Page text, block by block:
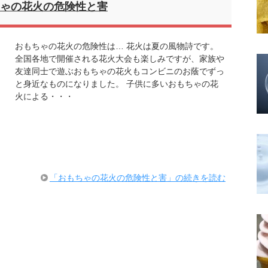
の花火の危険性と害
おもちゃの花火の危険性は… 花火は夏の風物詩です。
全国各地で開催される花火大会も楽しみですが、家族や
友達同士で遊ぶおもちゃの花火もコンビニのお蔭でずっ
と身近なものになりました。 子供に多いおもちゃの花
火による・・・
「おもちゃの花火の危険性と害」の続きを読む